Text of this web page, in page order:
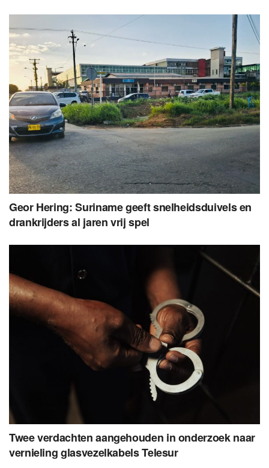
Geor Hering: Suriname geeft snelheidsduivels en
drankrijders al jaren vrij spel
Twee verdachten aangehouden in onderzoek naar
vernieling glasvezelkabels Telesur